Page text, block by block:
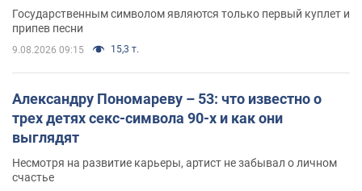
Государственным символом являются только первый куплет и
припев песни
9.08.2026 09:15 15,3 т.
Александру Пономареву – 53: что известно о
трех детях секс-символа 90-х и как они
выглядят
Несмотря на развитие карьеры, артист не забывал о личном
счастье